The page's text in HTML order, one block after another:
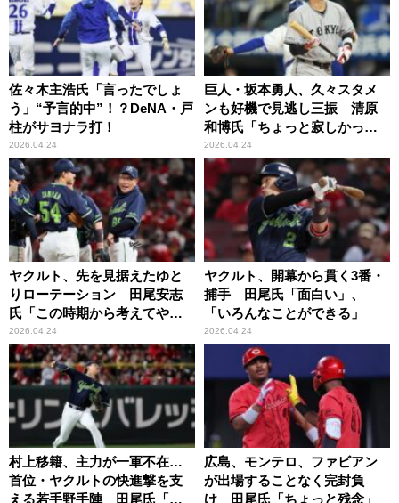
佐々木主浩氏「言ったでしょ
う」“予言的中”！？DeNA・戸
柱がサヨナラ打！
2026.04.24
巨人・坂本勇人、久々スタメ
ンも好機で見逃し三振 清原
和博氏「ちょっと寂しかっ
た」
2026.04.24
ヤクルト、先を見据えたゆと
りローテーション 田尾安志
氏「この時期から考えてやっ
ている気がしますね」
2026.04.24
ヤクルト、開幕から貫く3番・
捕手 田尾氏「面白い」、
「いろんなことができる」
2026.04.24
村上移籍、主力が一軍不在…
首位・ヤクルトの快進撃を支
える若手野手陣 田尾氏「よ
広島、モンテロ、ファビアン
が出場することなく完封負
け 田尾氏「ちょっと残念」